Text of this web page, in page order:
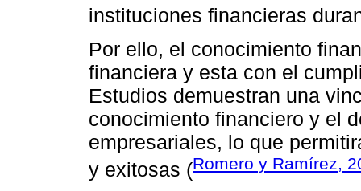
instituciones financieras
Por ello, el conocimiento
financiera y esta con el
Estudios demuestran una
conocimiento financiero y el
empresariales, lo que
y exitosas (Romero y Ramírez,